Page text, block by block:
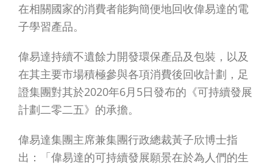
在相關國家的消費者能夠簡便地回收偉易達的電
子學習產品。
偉易達持續不遺餘力開發環保產品及包裝，以及
在其主要市場積極參與各項消費後回收計劃，足
證集團對其於2020年6月5日發布的《可持續發展
計劃二零二五》的承擔。
偉易達集團主席兼集團行政總裁黃子欣博士指
出：「偉易達的可持續發展願景在於為人們的生